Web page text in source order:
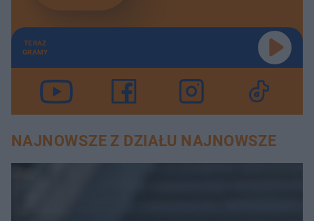
TERAZ
GRAMY
NAJNOWSZE Z DZIAŁU NAJNOWSZE